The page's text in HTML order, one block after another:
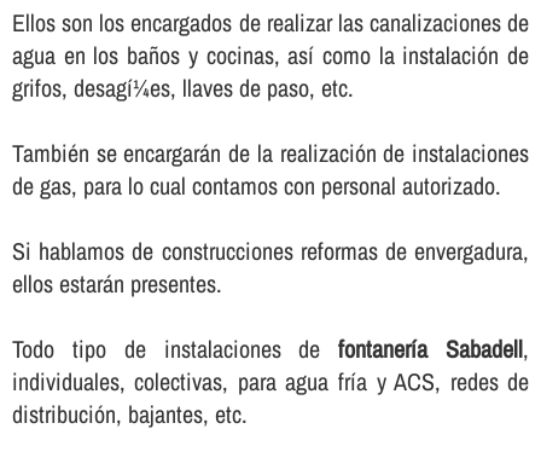
Ellos son los encargados de realizar las canalizaciones de
agua en los baños y cocinas, así­ como la instalación de
grifos, desagí¼es, llaves de paso, etc.
También se encargarán de la realización de instalaciones
de gas, para lo cual contamos con personal autorizado.
Si hablamos de construcciones reformas de envergadura,
ellos estarán presentes.
Todo tipo de instalaciones defontanerí­a Sabadell,
individuales, colectivas, para agua frí­a y ACS, redes de
distribución, bajantes, etc.